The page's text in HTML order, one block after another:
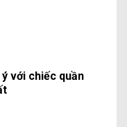
với chiếc quần